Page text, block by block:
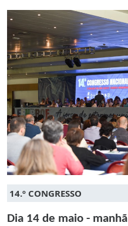
14.º CONGRESSO
Dia 14 de maio - manhã